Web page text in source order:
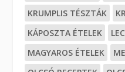
KRUMPLIS TÉSZTÁK
KÁPOSZTA ÉTELEK
MAGYAROS ÉTELEK